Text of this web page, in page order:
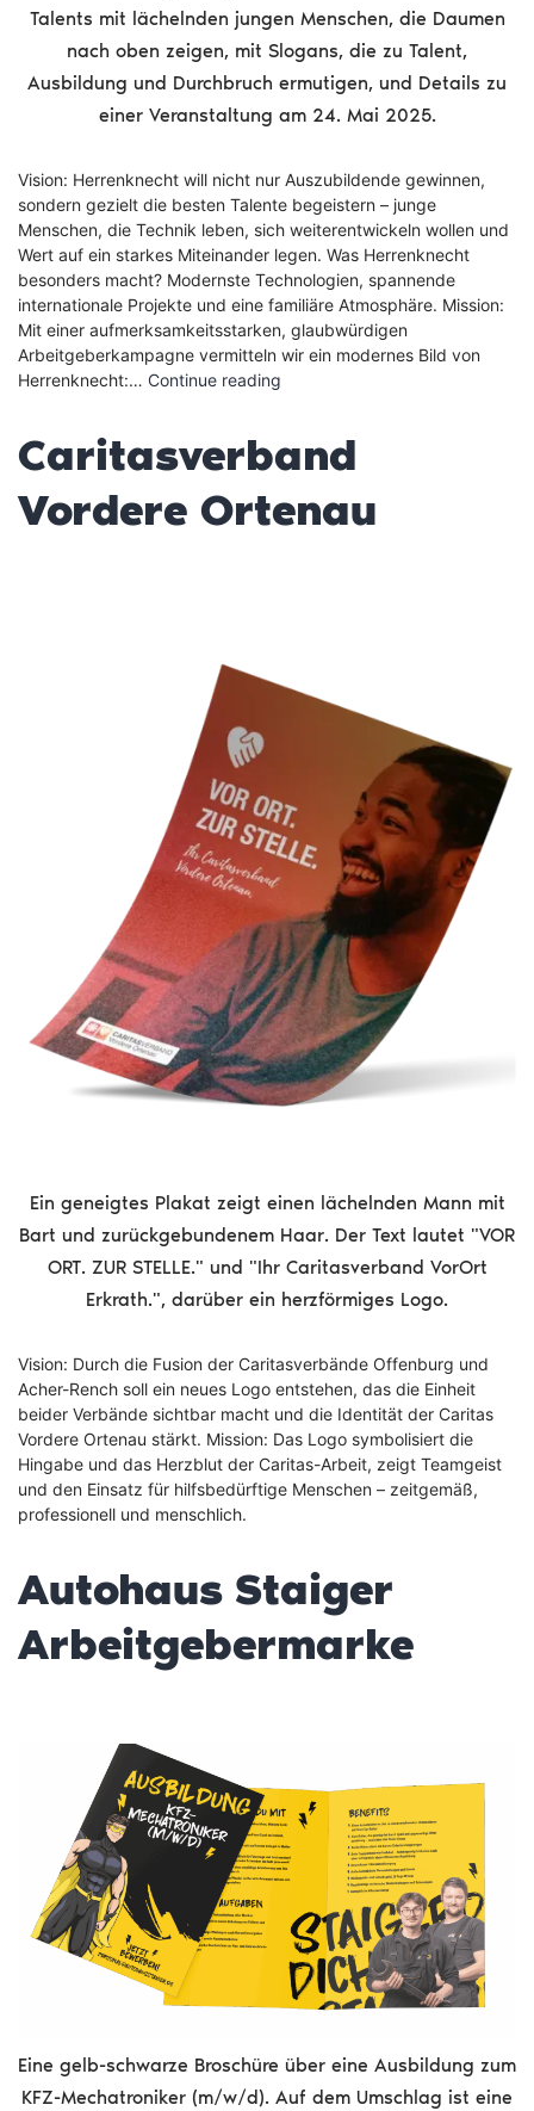
Talents mit lächelnden jungen Menschen, die Daumen
nach oben zeigen, mit Slogans, die zu Talent,
Ausbildung und Durchbruch ermutigen, und Details zu
einer Veranstaltung am 24. Mai 2025.
Vision: Herrenknecht will nicht nur Auszubildende gewinnen,
sondern gezielt die besten Talente begeistern – junge
Menschen, die Technik leben, sich weiterentwickeln wollen und
Wert auf ein starkes Miteinander legen. Was Herrenknecht
besonders macht? Modernste Technologien, spannende
internationale Projekte und eine familiäre Atmosphäre. Mission:
Mit einer aufmerksamkeitsstarken, glaubwürdigen
Arbeitgeberkampagne vermitteln wir ein modernes Bild von
Herrenknecht:… Continue reading
kampagne
Caritasverband
Vordere Ortenau
Ein geneigtes Plakat zeigt einen lächelnden Mann mit
Bart und zurückgebundenem Haar. Der Text lautet "VOR
ORT. ZUR STELLE." und "Ihr Caritasverband VorOrt
Erkrath.", darüber ein herzförmiges Logo.
Vision: Durch die Fusion der Caritasverbände Offenburg und
Acher-Rench soll ein neues Logo entstehen, das die Einheit
beider Verbände sichtbar macht und die Identität der Caritas
Vordere Ortenau stärkt. Mission: Das Logo symbolisiert die
Hingabe und das Herzblut der Caritas-Arbeit, zeigt Teamgeist
und den Einsatz für hilfsbedürftige Menschen – zeitgemäß,
professionell und menschlich.
Autohaus Staiger
Arbeitgebermarke
Eine gelb-schwarze Broschüre über eine Ausbildung zum
KFZ-Mechatroniker (m/w/d). Auf dem Umschlag ist eine